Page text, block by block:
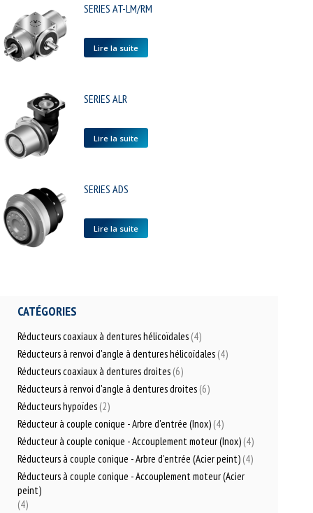
SERIES AT-LM/RM
Lire la suite
SERIES ALR
Lire la suite
SERIES ADS
Lire la suite
CATÉGORIES
Réducteurs coaxiaux à dentures hélicoïdales (4)
Réducteurs à renvoi d'angle à dentures hélicoïdales (4)
Réducteurs coaxiaux à dentures droites (6)
Réducteurs à renvoi d'angle à dentures droites (6)
Réducteurs hypoïdes (2)
Réducteur à couple conique - Arbre d'entrée (Inox) (4)
Réducteur à couple conique - Accouplement moteur (Inox) (4)
Réducteurs à couple conique - Arbre d'entrée (Acier peint) (4)
Réducteurs à couple conique - Accouplement moteur (Acier
peint)
(4)